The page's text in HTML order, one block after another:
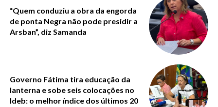
“Quem conduziu a obra da engorda
de ponta Negra não pode presidir a
Arsban”, diz Samanda
Governo Fátima tira educação da
lanterna e sobe seis colocações no
Ideb: o melhor índice dos últimos 20